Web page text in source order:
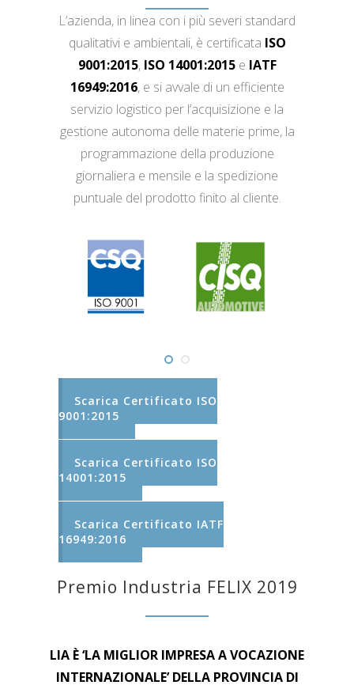
L’azienda, in linea con i più severi standard
qualitativi e ambientali, è certificata ISO
9001:2015, ISO 14001:2015e IATF
16949:2016, e si avvale di un efficiente
servizio logistico per l’acquisizione e la
gestione autonoma delle materie prime, la
programmazione della produzione
giornaliera e mensile e la spedizione
puntuale del prodotto finito al cliente.
Scarica Certificato ISO
9001:2015
Scarica Certificato ISO
14001:2015
Scarica Certificato IATF
16949:2016
Premio Industria FELIX 2019
LIA È ‘LA MIGLIOR IMPRESA A VOCAZIONE
INTERNAZIONALE’ DELLA PROVINCIA DI